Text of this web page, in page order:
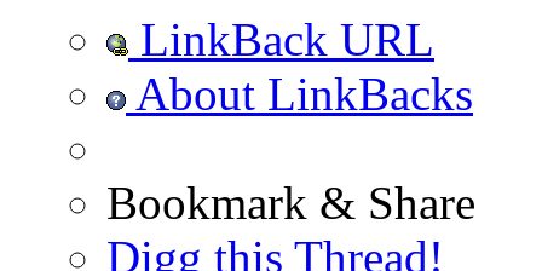
LinkBack URL
About LinkBacks
Bookmark & Share
Digg this Thread!